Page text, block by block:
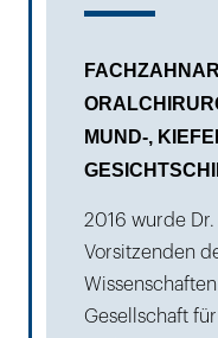
MUND-,
2016 wurde
Vorsitzenden
Gesellschaft